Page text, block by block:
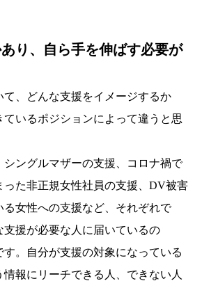
り、自ら手を伸ばす必要が
て、どんな支援をイメージするか
ているポジションによって違うと思
シングルマザーの支援、コロナ禍で
った非正規女性社員の支援、DV被害
る女性への支援など、それぞれで
支援が必要な人に届いているの
。自分が支援の対象になっている
報にリーチできる人、できない人